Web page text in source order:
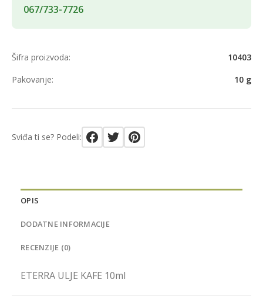
067/733-7726
Šifra proizvoda:
10403
Pakovanje:
10 g
Sviđa ti se? Podeli:
OPIS
DODATNE INFORMACIJE
RECENZIJE (0)
ETERRA ULJE KAFE 10ml